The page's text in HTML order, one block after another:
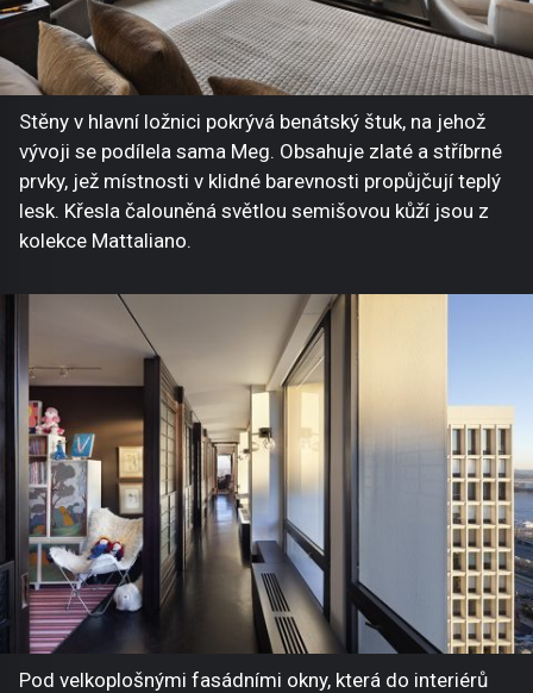
Stěny v hlavní ložnici pokrývá benátský štuk, na jehož
vývoji se podílela sama Meg. Obsahuje zlaté a stříbrné
prvky, jež místnosti v klidné barevnosti propůjčují teplý
lesk. Křesla čalouněná světlou semišovou kůží jsou z
kolekce Mattaliano.
Pod velkoplošnými fasádními okny, která do interiérů